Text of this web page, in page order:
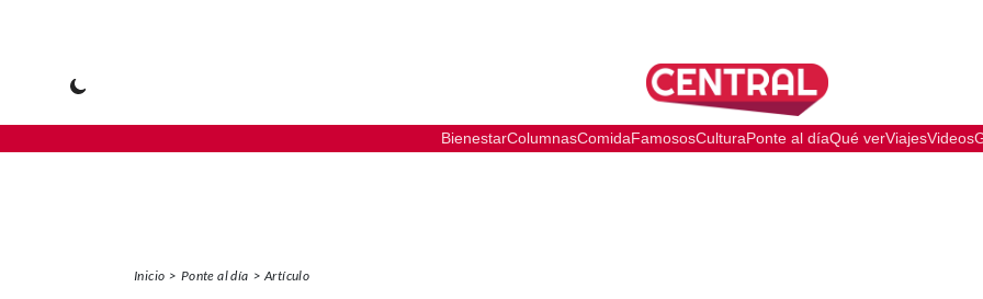
BienestarColumnasComidaFamososCulturaPonte al díaQué verViajesVideos
Inicio Ponte al día Artículo